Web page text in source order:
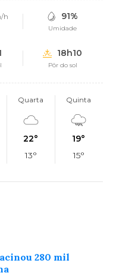
h 91%
Umidade
18h10
Pôr do sol
Quarta
22°
13°
Quinta
19°
15°
280 mil